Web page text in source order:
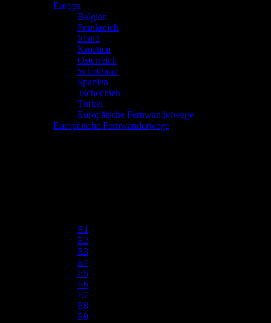
Europa
Belgien
Frankreich
Irland
Kroatien
Österreich
Schottland
Spanien
Tschechien
Türkei
Europäische Fernwanderwege
Europäische Fernwanderwege
E1
E2
E3
E4
E5
E6
E7
E8
E9